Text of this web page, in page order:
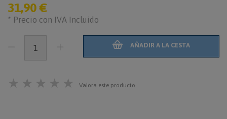
31,90 €
* Precio con IVA Incluido
AÑADIR A LA CESTA
★ ★ ★ ★ ★ Valora este producto